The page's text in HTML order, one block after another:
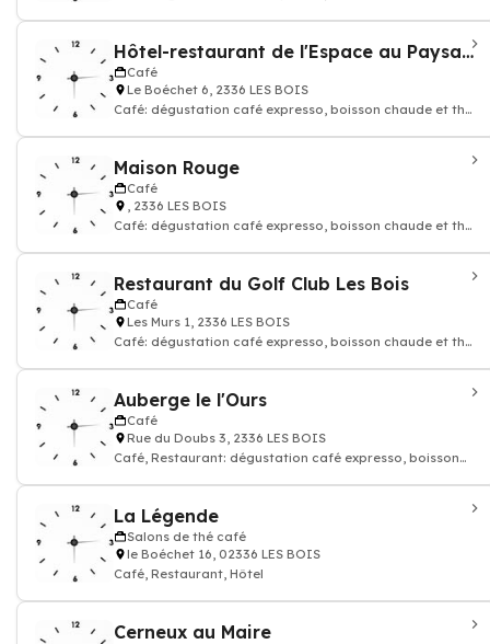
Hôtel-restaurant de l'Espace au Paysan Horloger
Café
Le Boéchet 6, 2336 LES BOIS
Café: dégustation café expresso, boisson chaude et thé,
Maison Rouge
Café
, 2336 LES BOIS
Café: dégustation café expresso, boisson chaude et thé,
Restaurant du Golf Club Les Bois
Café
Les Murs 1, 2336 LES BOIS
Café: dégustation café expresso, boisson chaude et thé,
Auberge le l'Ours
Café
Rue du Doubs 3, 2336 LES BOIS
Café, Restaurant: dégustation café expresso, boisson
La Légende
Salons de thé café
le Boéchet 16, 02336 LES BOIS
Café, Restaurant, Hôtel
Cerneux au Maire